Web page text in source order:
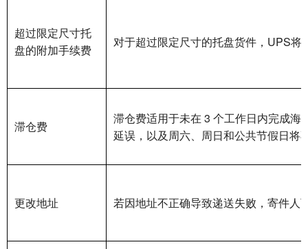
超过限定尺寸托
盘的附加手续费
对于超过限定尺寸的托盘货件，UPS将
滞仓费
滞仓费适用于未在 3 个工作日内完成
延误，以及周六、周日和公共节假日将
更改地址 若因地址不正确导致递送失败，寄件人